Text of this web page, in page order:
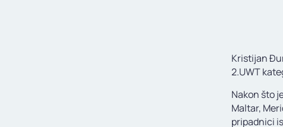
Kristijan
2.UWT
Nakon što
Maltar,
pripadnici